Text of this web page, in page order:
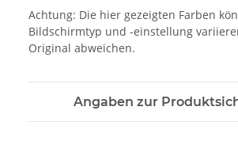
Achtung: Die hier gezeigten Farben
Bildschirmtyp und -einstellung
Original abweichen.
Angaben zur